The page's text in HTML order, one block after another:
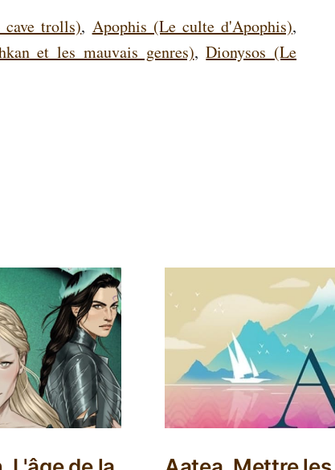
cave trolls), Apophis (Le culte d'Apophis),
et les mauvais genres),Dionysos (Le